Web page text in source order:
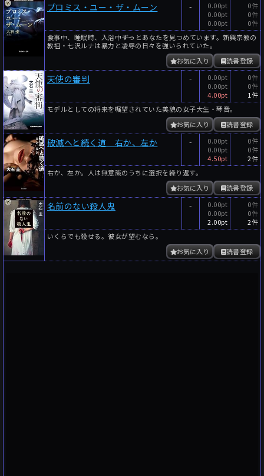
プロミス・ユー・ザ・ムーン -
0.00pt
0.00pt
0.00pt
0件
0件
0件
食事中、睡眠時、入浴中――ずっとあなたを見つめています。新興宗教の
教祖・七沢ルナは暴力と凌辱の日々を強いられていた。
読書登録
お気に入り
天使の審判 -
0.00pt
0.00pt
4.00pt
0件
0件
1件
モデルとしての将来を嘱望されていた美貌の女子大生・琴音。
読書登録
お気に入り
破滅へと続く道 右か、左か -
0.00pt
0.00pt
4.50pt
0件
0件
2件
右か、左か。人は無意識のうちに選択を繰り返す。
読書登録
お気に入り
名前のない殺人鬼 -
0.00pt
0.00pt
2.00pt
0件
0件
2件
いくらでも殺せる。彼女が望むなら。
読書登録
お気に入り